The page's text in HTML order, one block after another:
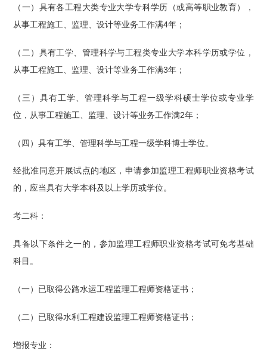
（一）具有各工程大类专业大学专科学历（或高等职业教育），
从事工程施工、监理、设计等业务工作满4年；
（二）具有工学、管理科学与工程类专业大学本科学历或学位，
从事工程施工、监理、设计等业务工作满3年；
（三）具有工学、管理科学与工程一级学科硕士学位或专业学
位，从事工程施工、监理、设计等业务工作满2年；
（四）具有工学、管理科学与工程一级学科博士学位。
经批准同意开展试点的地区，申请参加监理工程师职业资格考试
的，应当具有大学本科及以上学历或学位。
考二科：
具备以下条件之一的，参加监理工程师职业资格考试可免考基础
科目。
（一）已取得公路水运工程监理工程师资格证书；
（二）已取得水利工程建设监理工程师资格证书；
增报专业：